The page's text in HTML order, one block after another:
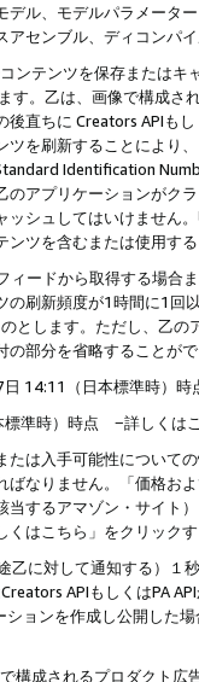
デル、モデルパラメータ
センブル、ディコンパ
ンテンツを保存または
す。乙は、画像で構成
直ちに Creators APIも
ツを刷新することにより
Identification
アプリケーションがク
ッシュしてはいけません
ツを含むまたは使用す
ードから取得する場合
の刷新頻度が1時間に1
とします。ただし、乙
部分を省略することが
日 14:11（日本標準時）
標準時）時点 −詳しくは
たは入手可能性について
ばなりません。「価格
するアマゾン・サイト
はこちら」をクリック
乙に対して通知する）
APIもしくはPA
ションを作成し公開した
構成されるプロダクト